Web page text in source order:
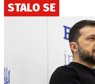
STALO SE